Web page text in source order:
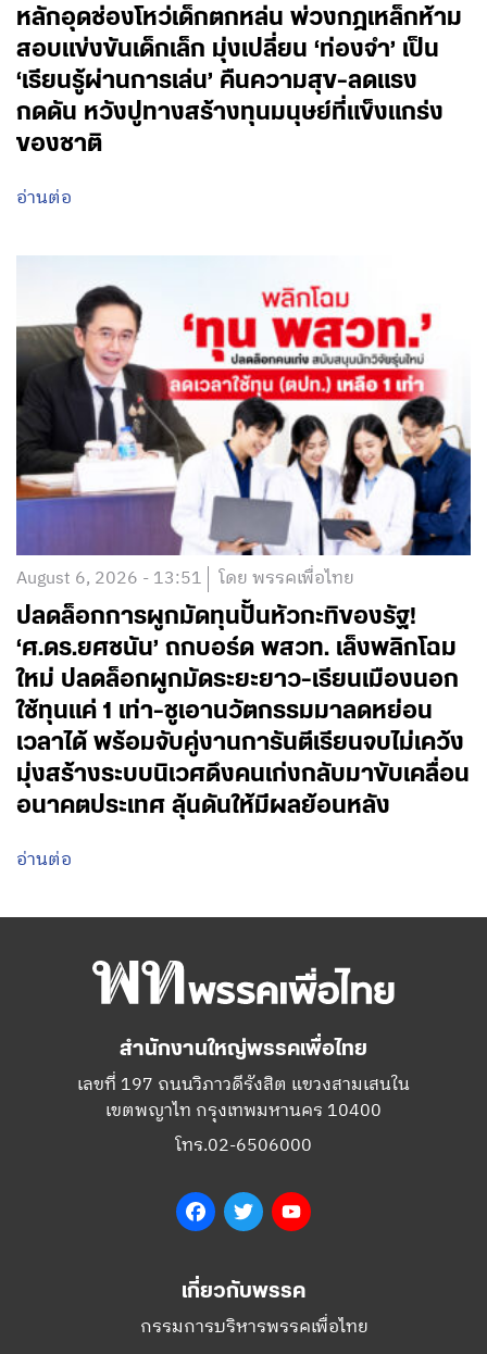
หลักอุดช่องโหว่เด็กตกหล่น พ่วงกฎเหล็กห้าม
สอบแข่งขันเด็กเล็ก มุ่งเปลี่ยน ‘ท่องจำ’ เป็น
‘เรียนรู้ผ่านการเล่น’ คืนความสุข-ลดแรง
กดดัน หวังปูทางสร้างทุนมนุษย์ที่แข็งแกร่ง
ของชาติ
อ่านต่อ
August 6, 2026 - 13:51 โดย พรรคเพื่อไทย
ปลดล็อกการผูกมัดทุนปั้นหัวกะทิของรัฐ!
‘ศ.ดร.ยศชนัน’ ถกบอร์ด พสวท. เล็งพลิกโฉม
ใหม่ ปลดล็อกผูกมัดระยะยาว-เรียนเมืองนอก
ใช้ทุนแค่ 1 เท่า-ชูเอานวัตกรรมมาลดหย่อน
เวลาได้ พร้อมจับคู่งานการันตีเรียนจบไม่เคว้ง
มุ่งสร้างระบบนิเวศดึงคนเก่งกลับมาขับเคลื่อน
อนาคตประเทศ ลุ้นดันให้มีผลย้อนหลัง
อ่านต่อ
สำนักงานใหญ่พรรคเพื่อไทย
เลขที่ 197 ถนนวิภาวดีรังสิต แขวงสามเสนใน
เขตพญาไท กรุงเทพมหานคร 10400
โทร.02-6506000
FacebookTwitter
เกี่ยวกับพรรค
กรรมการบริหารพรรคเพื่อไทย